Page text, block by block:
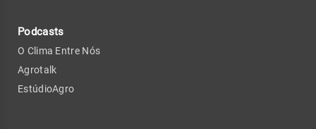
Podcasts
O Clima Entre Nós
Agrotalk
EstúdioAgro